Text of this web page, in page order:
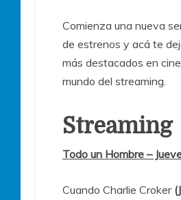
Comienza una nueva
de estrenos y acá te
más destacados en
mundo del streaming.
Streaming
Todo un Hombre –
Cuando Charlie Croker